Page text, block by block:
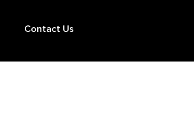
Contact Us